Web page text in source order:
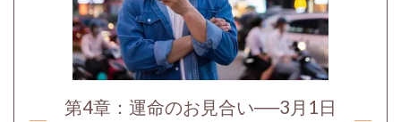
第4章： 運命のお見合い──3月1日